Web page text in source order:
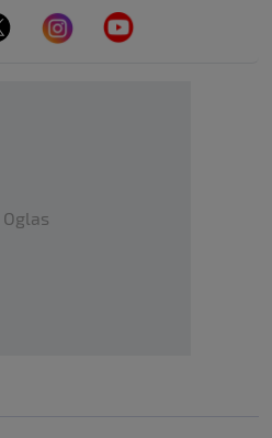
Oglas